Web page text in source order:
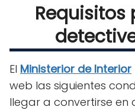
Requisitos
El Ministerior de Interior
web las siguientes
llegar a convertirse en